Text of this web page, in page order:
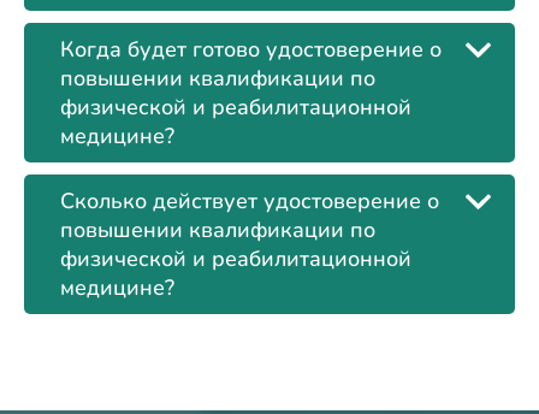
Когда будет готово удостоверение о
повышении квалификации по
физической и реабилитационной
медицине?
Сколько действует удостоверение о
повышении квалификации по
физической и реабилитационной
медицине?